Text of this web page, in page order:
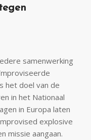
samenwerking
het doel van de
in het Nationaal
in Europa laten
explosive
missie aangaan.